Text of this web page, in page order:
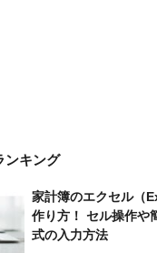
ンキング
家計簿のエクセル（
作り方！ セル操作や
式の入力方法